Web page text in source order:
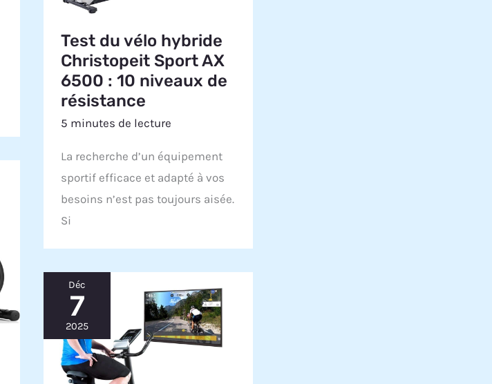
Test du vélo hybride
Christopeit Sport AX
6500 : 10 niveaux de
résistance
5 minutes de lecture
La recherche d’un équipement
sportif efficace et adapté à vos
besoins n’est pas toujours aisée.
Si
Déc
7
2025